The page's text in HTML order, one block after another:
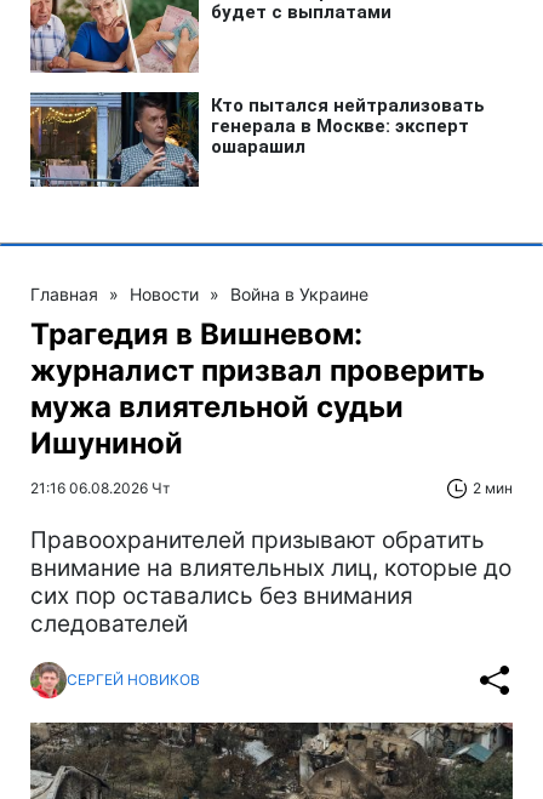
Главная » Новости » Война в Украине
Трагедия в Вишневом:
журналист призвал проверить
мужа влиятельной судьи
Ишуниной
21:16 06.08.2026 Чт 2 мин
Правоохранителей призывают обратить
внимание на влиятельных лиц, которые до
сих пор оставались без внимания
следователей
СЕРГЕЙ НОВИКОВ